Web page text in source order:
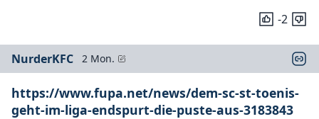
-2
NurderKFC 2 Mon.
https://www.fupa.net/news/dem-sc-st-toenis-
geht-im-liga-endspurt-die-puste-aus-3183843